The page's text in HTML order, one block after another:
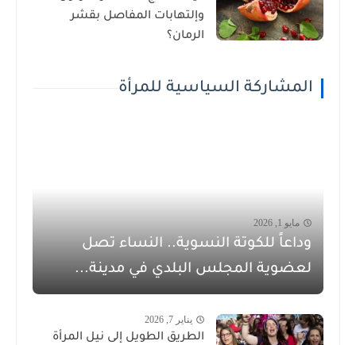
وإلتهابات المفاصل بقشر
الرمان؟
المشاركة السياسية للمرأة
مايو 1, 2026
وداعاً للكوتة النسوية.. النساء تصل
لعضوية المجلس البلدي في مدينة...
يناير 7, 2026
الطريق الطويل إلى نيل المرأة